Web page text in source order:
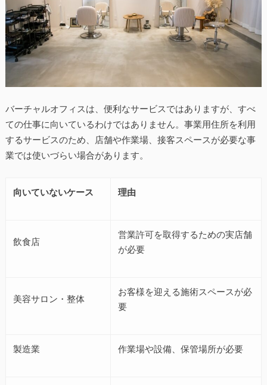
バーチャルオフィスは、便利なサービスではありますが、すべ
ての仕事に向いているわけではありません。事業用住所を利用
するサービスのため、店舗や作業場、接客スペースが必要な事
業では使いづらい場合があります。
向いていないケース 理由
飲食店
営業許可を取得するための実店舗
が必要
美容サロン・整体
お客様を迎える施術スペースが必
要
製造業 作業場や設備、保管場所が必要